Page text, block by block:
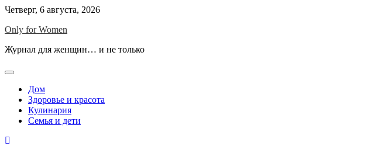
Skip
content
Четверг, 6 августа, 2026
Only for Women
Журнал для женщин… и не только
Дом
Здоровье и красота
Кулинария
Семья и дети